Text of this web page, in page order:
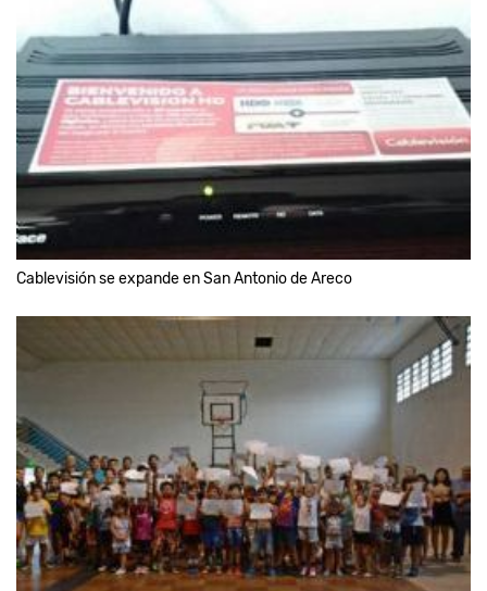
Cablevisión se expande en San Antonio de Areco